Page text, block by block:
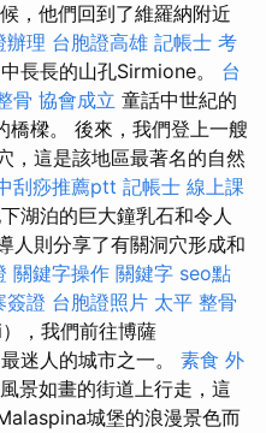
，他們回到了維羅納附近
辦理 台胞證高雄 記帳士 考
長長的山孔Sirmione。 台
骨 協會成立 童話中世紀的
樑。 後來，我們登上一艘
，這是該地區最著名的自然
刮痧推薦ptt 記帳士 線上課
湖泊的巨大鐘乳石和令人
人則分享了有關洞穴形成和
關鍵字操作 關鍵字 seo點
簽證 台胞證照片 太平 整骨
，我們前往博薩
迷人的城市之一。 素食 外
景如畫的街道上行走，這
城堡的浪漫景色而